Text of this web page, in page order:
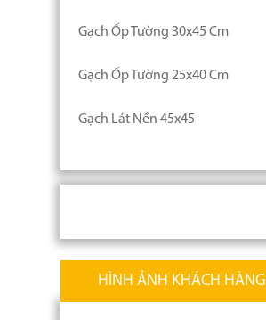
Gạch Ốp Tường 30x45 Cm
Gạch Ốp Tường 25x40 Cm
Gạch Lát Nền 45x45
HÌNH ẢNH KHÁCH HÀNG